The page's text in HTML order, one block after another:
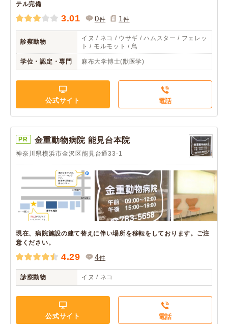
テル完備
3.01 0件 1件
診察動物
イヌ / ネコ / ウサギ / ハムスター / フェレッ
ト / モルモット / 鳥
学位・認定・専門 麻布大学博士(獣医学)
公式サイト 電話
PR 金重動物病院 能見台本院
神奈川県横浜市金沢区能見台通33-1
現在、病院施設の建て替えに伴い場所を移転をしております。ご注
意ください。
4.29 4件
診察動物 イヌ / ネコ
公式サイト 電話